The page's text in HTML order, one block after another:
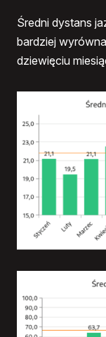
Średni dystans
bardziej
dziewięciu